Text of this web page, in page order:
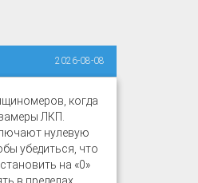
2026-08-08
когда
ЛКП.
нулевую
убедиться, что
на «0»